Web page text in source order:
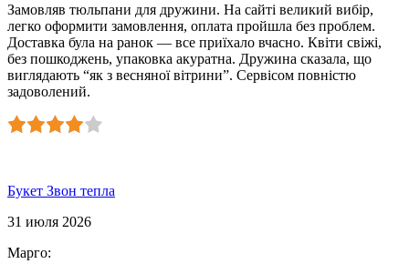
Замовляв тюльпани для дружини. На сайті великий вибір,
легко оформити замовлення, оплата пройшла без проблем.
Доставка була на ранок — все приїхало вчасно. Квіти свіжі,
без пошкоджень, упаковка акуратна. Дружина сказала, що
виглядають “як з весняної вітрини”. Сервісом повністю
задоволений.
Букет Звон тепла
31 июля 2026
Марго: